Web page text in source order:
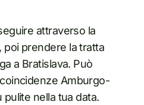
attraverso la
poi prendere la tratta
a Bratislava. Può
Amburgo-
nella tua data.